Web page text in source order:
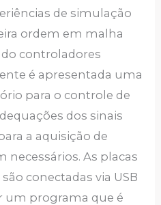
de simulação
ordem em malha
controladores
é apresentada uma
para o controle de
dos sinais
a aquisição de
necessários. As placas
conectadas via USB
um programa que é